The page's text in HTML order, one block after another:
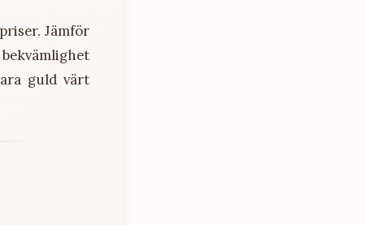
Jämför
guld värt